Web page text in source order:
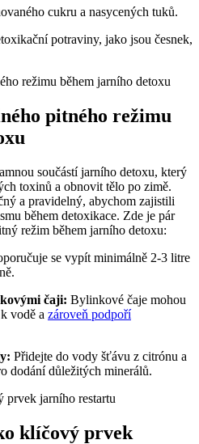
cukru a nasycených tuků.
potraviny, jako jsou česnek,
pitného režimu
součástí jarního detoxu, který
toxinů a obnovit tělo po zimě.
a pravidelný, abychom zajistili
během detoxikace. Zde je pár
režim během jarního detoxu:
se vypít minimálně 2-3 litre
čaji: Bylinkové čaje mohou
vodě a zároveň podpoří
Přidejte do vody šťávu z citrónu a
dodání důležitých minerálů.
klíčový prvek